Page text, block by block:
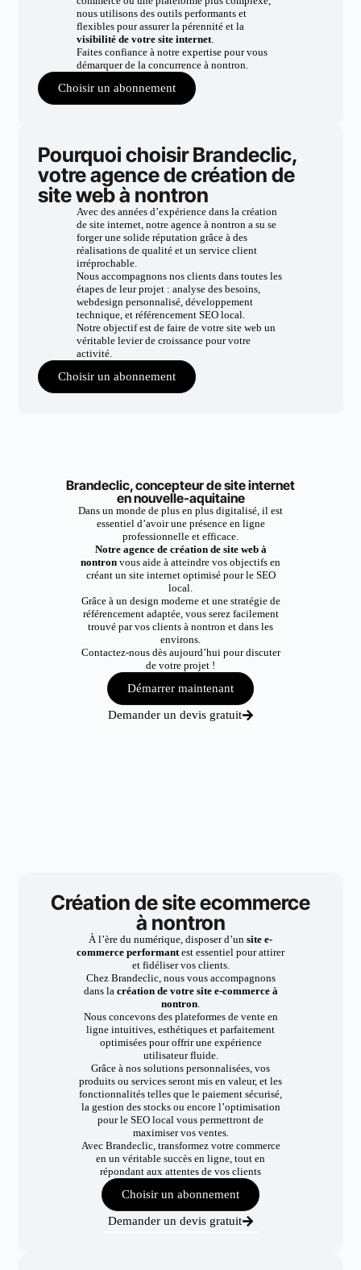
nous utilisons des outils performants et
flexibles pour assurer la pérennité et la
visibilité de votre site internet.
Faites confiance à notre expertise pour vous
démarquer de la concurrence à nontron.
Choisir un abonnement
Pourquoi choisir Brandeclic,
votre agence de création de
site web à nontron
Avec des années d’expérience dans la création
de site internet, notre agence à nontron a su se
forger une solide réputation grâce à des
réalisations de qualité et un service client
irréprochable.
Nous accompagnons nos clients dans toutes les
étapes de leur projet : analyse des besoins,
webdesign personnalisé, développement
technique, et référencement SEO local.
Notre objectif est de faire de votre site web un
véritable levier de croissance pour votre
activité.
Choisir un abonnement
Brandeclic, concepteur de site internet
en nouvelle-aquitaine
Dans un monde de plus en plus digitalisé, il est
essentiel d’avoir une présence en ligne
professionnelle et efficace.
Notre agence de création de site web à
nontron vous aide à atteindre vos objectifs en
créant un site internet optimisé pour le SEO
local.
Grâce à un design moderne et une stratégie de
référencement adaptée, vous serez facilement
trouvé par vos clients à nontron et dans les
environs.
Contactez-nous dès aujourd’hui pour discuter
de votre projet !
Démarrer maintenant
Demander un devis gratuit
Création de site ecommerce
à nontron
À l’ère du numérique, disposer d’un site e-
commerce performantest essentiel pour attirer
et fidéliser vos clients.
Chez Brandeclic, nous vous accompagnons
dans la création de votre site e-commerce à
nontron.
Nous concevons des plateformes de vente en
ligne intuitives, esthétiques et parfaitement
optimisées pour offrir une expérience
utilisateur fluide.
Grâce à nos solutions personnalisées, vos
produits ou services seront mis en valeur, et les
fonctionnalités telles que le paiement sécurisé,
la gestion des stocks ou encore l’optimisation
pour le SEO local vous permettront de
maximiser vos ventes.
Avec Brandeclic, transformez votre commerce
en un véritable succès en ligne, tout en
répondant aux attentes de vos clients
Choisir un abonnement
Demander un devis gratuit